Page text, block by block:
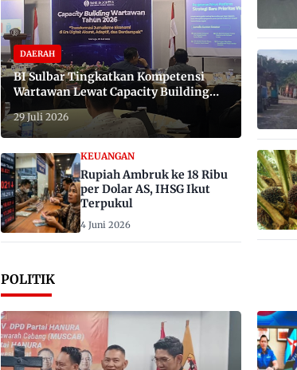
DAERAH
BI Sulbar Tingkatkan Kompetensi
Wartawan Lewat Capacity Building
29 Juli 2026
KEUANGAN
Rupiah Ambruk ke 18 Ribu
per Dolar AS, IHSG Ikut
Terpukul
4 Juni 2026
POLITIK